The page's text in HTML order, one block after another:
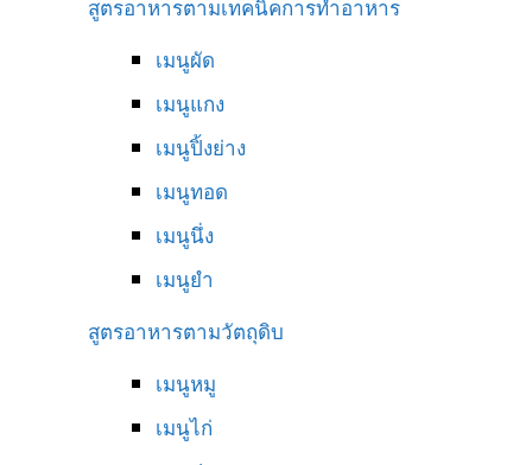
สูตรอาหารตามเทคนิคการทำอาหาร
เมนูผัด
เมนูแกง
เมนูปิ้งย่าง
เมนูทอด
เมนูนึ่ง
เมนูยำ
สูตรอาหารตามวัตถุดิบ
เมนูหมู
เมนูไก่